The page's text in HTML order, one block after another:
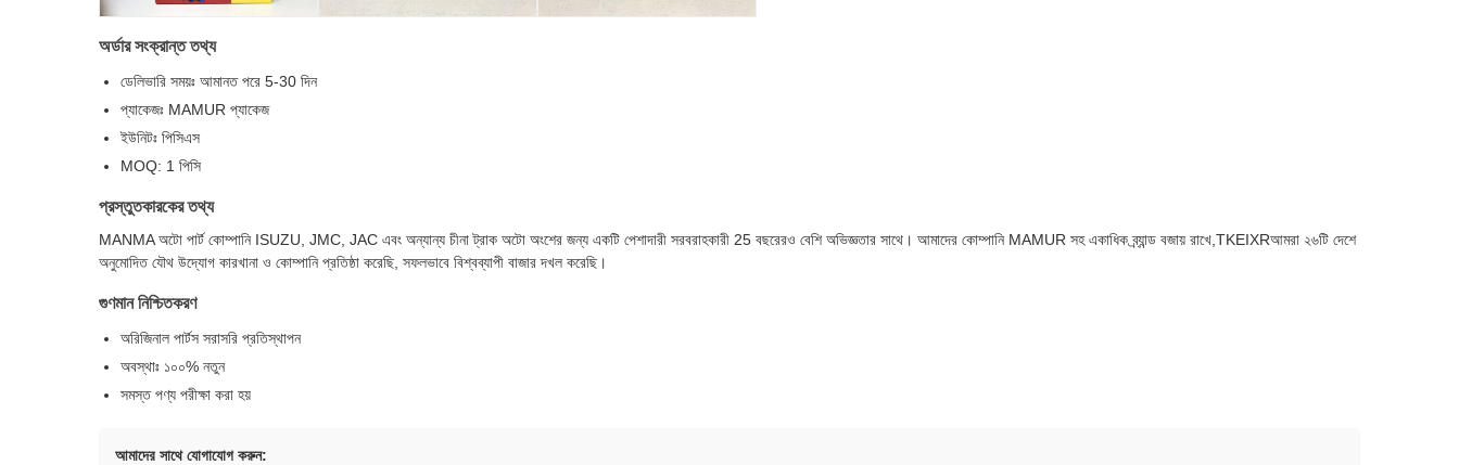
অর্ডার সংক্রান্ত তথ্য
ডেলিভারি সময়ঃ আমানত পরে 5-30 দিন
প্যাকেজঃ MAMUR প্যাকেজ
ইউনিটঃ পিসিএস
MOQ: 1 পিসি
প্রস্তুতকারকের তথ্য
MANMA অটো পার্ট কোম্পানি ISUZU, JMC, JAC এবং অন্যান্য চীনা ট্রাক অটো অংশের জন্য একটি পেশাদারী সরবরাহকারী 25 বছরেরও বেশি অভিজ্ঞতার সাথে। আমাদের কোম্পানি MAMUR সহ একাধিক ব্র্যান্ড বজায় রাখে,TKEIXRআমরা ২৬টি দেশে
অনুমোদিত যৌথ উদ্যোগ কারখানা ও কোম্পানি প্রতিষ্ঠা করেছি, সফলভাবে বিশ্বব্যাপী বাজার দখল করেছি।
গুণমান নিশ্চিতকরণ
অরিজিনাল পার্টস সরাসরি প্রতিস্থাপন
অবস্থাঃ ১০০% নতুন
সমস্ত পণ্য পরীক্ষা করা হয়
আমাদের সাথে যোগাযোগ করুন: